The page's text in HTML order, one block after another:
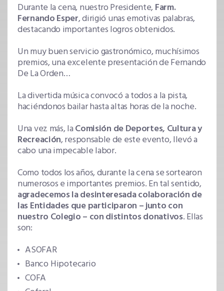
Durante la cena, nuestro Presidente, Farm.
Fernando Esper, dirigió unas emotivas palabras,
destacando importantes logros obtenidos.
Un muy buen servicio gastronómico, muchísimos
premios, una excelente presentación de Fernando
De La Orden…
La divertida música convocó a todos a la pista,
haciéndonos bailar hasta altas horas de la noche.
Una vez más, laComisión de Deportes, Cultura y
Recreación, responsable de este evento, llevó a
cabo una impecable labor.
Como todos los años, durante la cena se sortearon
numerosos e importantes premios. En tal sentido,
agradecemos la desinteresada colaboración de
las Entidades que participaron – junto con
nuestro Colegio – con distintos donativos. Ellas
son:
ASOFAR
Banco Hipotecario
COFA